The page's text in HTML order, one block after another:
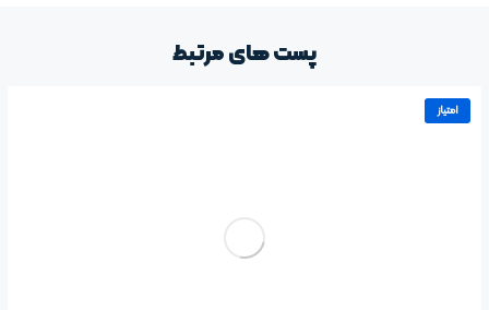
پست های مرتبط
امتیاز